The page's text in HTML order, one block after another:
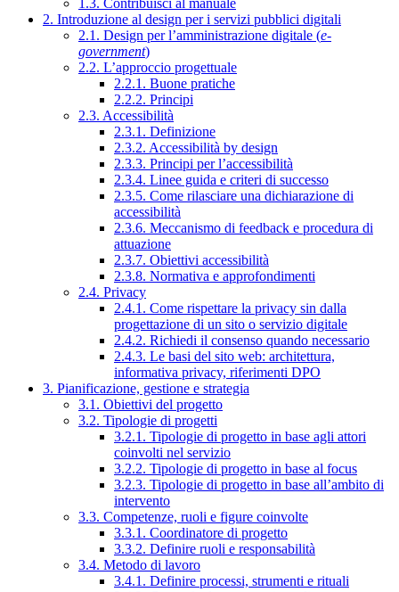
1.3. Contribuisci al manuale
2. Introduzione al design per i servizi pubblici digitali
2.1. Design per l’amministrazione digitale (e-
government)
2.2. L’approccio progettuale
2.2.1. Buone pratiche
2.2.2. Principi
2.3. Accessibilità
2.3.1. Definizione
2.3.2. Accessibilità by design
2.3.3. Principi per l’accessibilità
2.3.4. Linee guida e criteri di successo
2.3.5. Come rilasciare una dichiarazione di
accessibilità
2.3.6. Meccanismo di feedback e procedura di
attuazione
2.3.7. Obiettivi accessibilità
2.3.8. Normativa e approfondimenti
2.4. Privacy
2.4.1. Come rispettare la privacy sin dalla
progettazione di un sito o servizio digitale
2.4.2. Richiedi il consenso quando necessario
2.4.3. Le basi del sito web: architettura,
informativa privacy, riferimenti DPO
3. Pianificazione, gestione e strategia
3.1. Obiettivi del progetto
3.2. Tipologie di progetti
3.2.1. Tipologie di progetto in base agli attori
coinvolti nel servizio
3.2.2. Tipologie di progetto in base al focus
3.2.3. Tipologie di progetto in base all’ambito di
intervento
3.3. Competenze, ruoli e figure coinvolte
3.3.1. Coordinatore di progetto
3.3.2. Definire ruoli e responsabilità
3.4. Metodo di lavoro
3.4.1. Definire processi, strumenti e rituali